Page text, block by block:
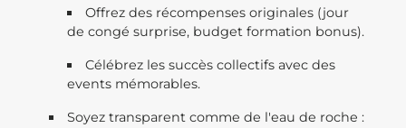
Offrez des récompenses originales (jour
de congé surprise, budget formation bonus).
Célébrez les succès collectifs avec des
events mémorables.
Soyez transparent comme de l'eau de roche :